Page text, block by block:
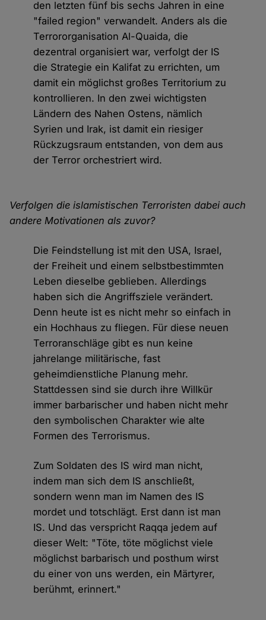
den letzten fünf bis sechs Jahren in eine
"failed region" verwandelt. Anders als die
Terrororganisation Al-Quaida, die
dezentral organisiert war, verfolgt der IS
die Strategie ein Kalifat zu errichten, um
damit ein möglichst großes Territorium zu
kontrollieren. In den zwei wichtigsten
Ländern des Nahen Ostens, nämlich
Syrien und Irak, ist damit ein riesiger
Rückzugsraum entstanden, von dem aus
der Terror orchestriert wird.
Verfolgen die islamistischen Terroristen dabei auch
andere Motivationen als zuvor?
Die Feindstellung ist mit den USA, Israel,
der Freiheit und einem selbstbestimmten
Leben dieselbe geblieben. Allerdings
haben sich die Angriffsziele verändert.
Denn heute ist es nicht mehr so einfach in
ein Hochhaus zu fliegen. Für diese neuen
Terroranschläge gibt es nun keine
jahrelange militärische, fast
geheimdienstliche Planung mehr.
Stattdessen sind sie durch ihre Willkür
immer barbarischer und haben nicht mehr
den symbolischen Charakter wie alte
Formen des Terrorismus.
Zum Soldaten des IS wird man nicht,
indem man sich dem IS anschließt,
sondern wenn man im Namen des IS
mordet und totschlägt. Erst dann ist man
IS. Und das verspricht Raqqa jedem auf
dieser Welt: "Töte, töte möglichst viele
möglichst barbarisch und posthum wirst
du einer von uns werden, ein Märtyrer,
berühmt, erinnert."